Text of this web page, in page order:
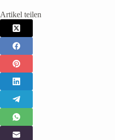
Artikel teilen